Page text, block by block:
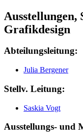
Ausstellungen,
Grafikdesign
Abteilungsleitung:
Julia Bergener
Stellv. Leitung:
Saskia Vogt
Ausstellungs- und